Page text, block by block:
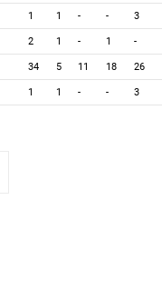
1 1 - - 3
2 1 - 1 -
34 5 11 18 26
1 1 - - 3